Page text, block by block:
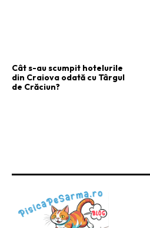
Cât s-au scumpit hotelurile
din Craiova odată cu Târgul
de Crăciun?